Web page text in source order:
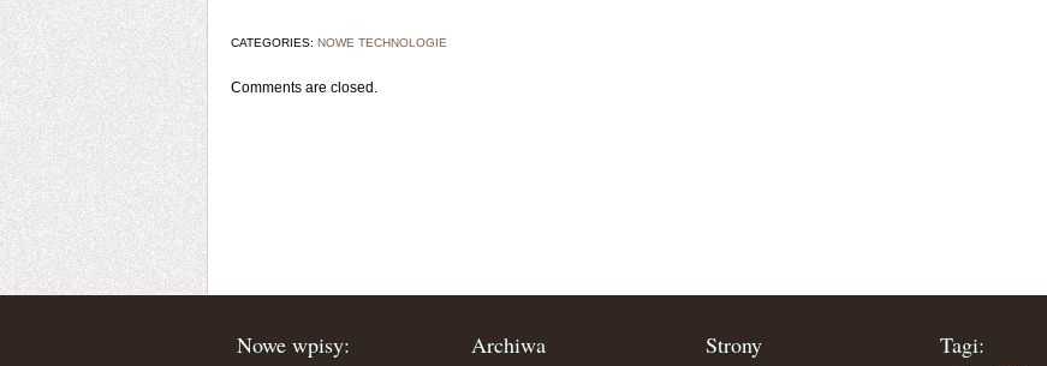
CATEGORIES: NOWE TECHNOLOGIE
Comments are closed.
Nowe wpisy: Archiwa Strony Tagi: